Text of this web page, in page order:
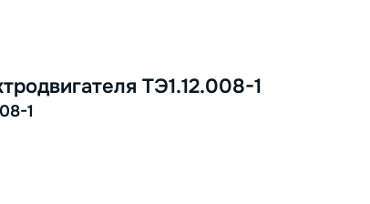
ТЭ1.12.008-1
1